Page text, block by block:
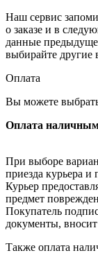
Наш сервис
о заказе и в
данные
выбирайте другие
Оплата
Вы можете
Оплата
При выборе
приезда курьера и
Курьер
предмет
Покупатель
документы,
Также оплата